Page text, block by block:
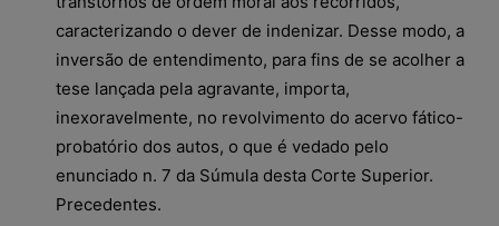
caracterizando o dever de indenizar. Desse modo, a
inversão de entendimento, para fins de se acolher a
tese lançada pela agravante, importa,
inexoravelmente, no revolvimento do acervo fático-
probatório dos autos, o que é vedado pelo
enunciado n. 7 da Súmula desta Corte Superior.
Precedentes.